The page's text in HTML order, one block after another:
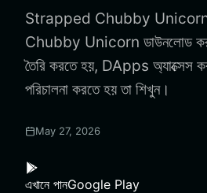
Español
Português (Brasil)
Español (Argentina)
Strapped Chubby Unicorn
Chubby Unicorn ডাউনলোড
তৈরি করতে হয়, DApps
পরিচালনা করতে হয় তা শিখুন।
May 27, 2026
এখানে পানGoogle Play